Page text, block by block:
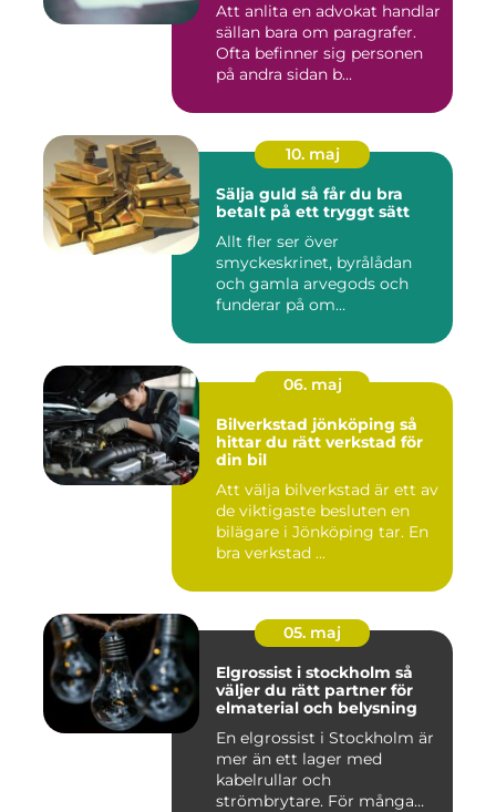
Att anlita en advokat handlar
sällan bara om paragrafer.
Ofta befinner sig personen
på andra sidan b...
10. maj
Sälja guld så får du bra
betalt på ett tryggt sätt
Allt fler ser över
smyckeskrinet, byrålådan
och gamla arvegods och
funderar på om
06. maj
Bilverkstad jönköping så
hittar du rätt verkstad för
din bil
Att välja bilverkstad är ett av
de viktigaste besluten en
bilägare i Jönköping tar. En
bra verkstad ...
05. maj
Elgrossist i stockholm så
väljer du rätt partner för
elmaterial och belysning
En elgrossist i Stockholm är
mer än ett lager med
kabelrullar och
strömbrytare. För många